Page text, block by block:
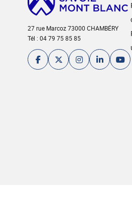
27 rue Marcoz 73000 CHAMBÉRY
Tél : 04 79 75 85 85